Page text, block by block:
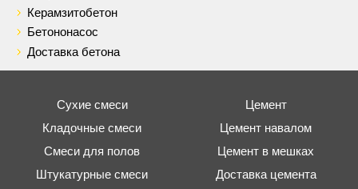
Керамзитобетон
Бетононасос
Доставка бетона
Сухие смеси
Кладочные смеси
Смеси для полов
Штукатурные смеси
Цемент
Цемент навалом
Цемент в мешках
Доставка цемента